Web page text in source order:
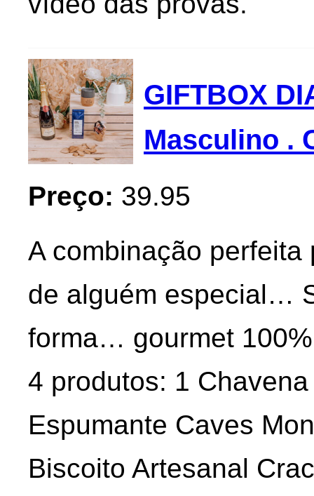
GIFTBOX
Masculino .
Preço: 39.95
A combinação
de alguém especial…
forma… gourmet
4 produtos: 1
Espumante Caves
Biscoito Artesanal